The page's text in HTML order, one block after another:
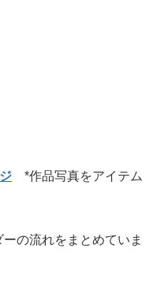
*作品写真をアイテム
ーの流れをまとめていま